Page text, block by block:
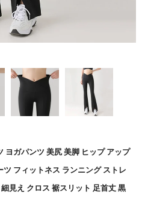
ヨガパンツ 美尻 美脚 ヒップ アップ
フィットネス ランニング ストレ
見え クロス 裾スリット 足首丈 黒